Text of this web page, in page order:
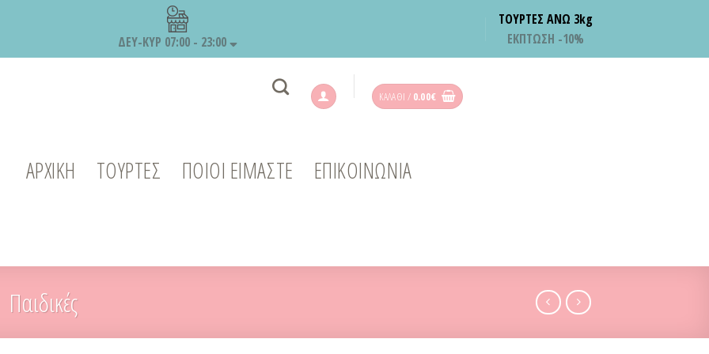
ΔΕΥ-ΚΥΡ 07:00 - 23:00
ΤΟΥΡΤΕΣ ΑΝΩ 3kg
ΕΚΠΤΩΣΗ -10%
ΑΡΧΙΚΉ ΤΟΥΡΤΕΣ ΠΟΙΟΙ ΕΙΜΑΣΤΕ ΕΠΙΚΟΙΝΩΝΙΑ
ΚΑΛΆΘΙ / 0.00€
Παιδικές